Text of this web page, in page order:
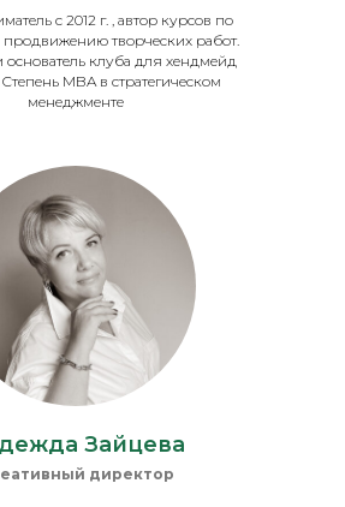
с 2012 г. , автор курсов по
творческих работ.
клуба для хендмейд
МBA в стратегическом
менеджменте
Зайцева
директор